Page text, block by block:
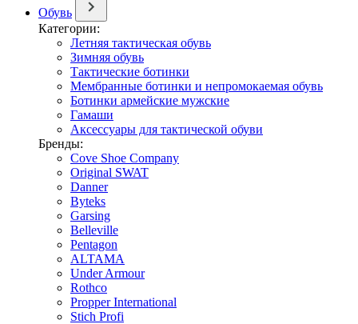
Обувь
Категории:
Летняя тактическая обувь
Зимняя обувь
Тактические ботинки
Мембранные ботинки и непромокаемая обувь
Ботинки армейские мужские
Гамаши
Аксессуары для тактической обуви
Бренды:
Cove Shoe Company
Original SWAT
Danner
Byteks
Garsing
Belleville
Pentagon
ALTAMA
Under Armour
Rothco
Propper International
Stich Profi